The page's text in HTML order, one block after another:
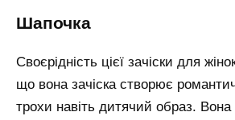
шапочка
Своєрідність цієї зачіски для
що вона зачіска створює
трохи навіть дитячий образ. Вона